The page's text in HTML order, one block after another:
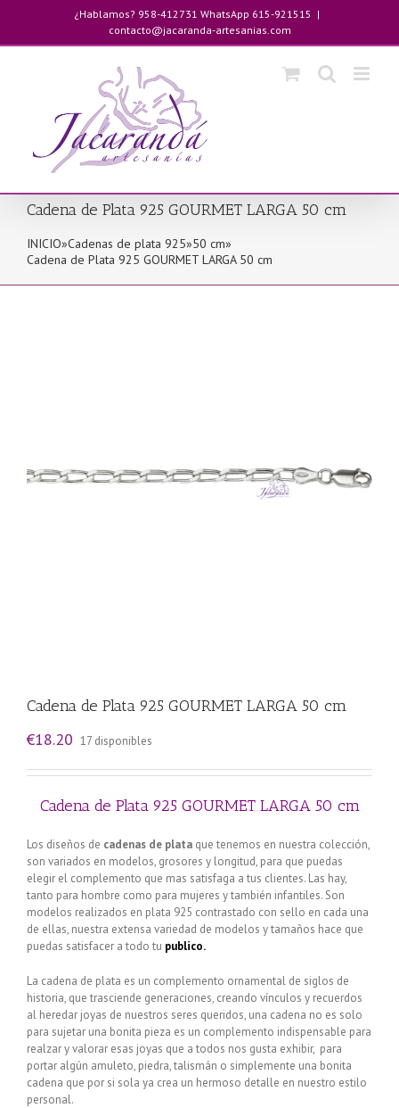
contenido
¿Hablamos? 958-412731 WhatsApp 615-921515 |
contacto@jacaranda-artesanias.com
Cadena de Plata 925 GOURMET LARGA 50 cm
INICIO»Cadenas de plata 925»50 cm»
Cadena de Plata 925 GOURMET LARGA 50 cm
Cadena de Plata 925 GOURMET LARGA 50 cm
€18.20 17 disponibles
Cadena de Plata 925 GOURMET LARGA 50 cm
Los diseños de cadenas de plata que tenemos en nuestra colección,
son variados en modelos, grosores y longitud, para que puedas
elegir el complemento que mas satisfaga a tus clientes. Las hay,
tanto para hombre como para mujeres y también infantiles. Son
modelos realizados en plata 925 contrastado con sello en cada una
de ellas, nuestra extensa variedad de modelos y tamaños hace que
puedas satisfacer a todo tu publico.
La cadena de plata es un complemento ornamental de siglos de
historia, que trasciende generaciones, creando vínculos y recuerdos
al heredar joyas de nuestros seres queridos, una cadena no es solo
para sujetar una bonita pieza es un complemento indispensable para
realzar y valorar esas joyas que a todos nos gusta exhibir, para
portar algún amuleto, piedra, talismán o simplemente una bonita
cadena que por si sola ya crea un hermoso detalle en nuestro estilo
personal.